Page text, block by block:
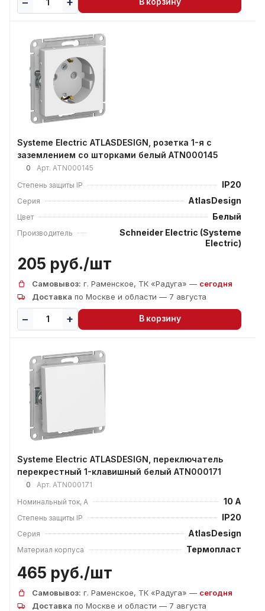
Systeme Electric ATLASDESIGN, розетка 1-я с
заземлением со шторками белый ATN000145
0 Арт. ATN000145
Степень защиты IP
IP20
Серия AtlasDesign
Цвет Белый
Производитель
Schneider Electric (Systeme
Electric)
205 руб./шт
Самовывоз: г. Раменское, ТК «Радуга» — сегодня
Доставка по Москве и области — 7 августа
В корзину
Systeme Electric ATLASDESIGN, переключатель
перекрестный 1-клавишный белый ATN000171
0 Арт. ATN000171
Номинальный ток, А
10 А
Степень защиты IP IP20
Серия AtlasDesign
Материал корпуса Термопласт
465 руб./шт
Самовывоз: г. Раменское, ТК «Радуга» — сегодня
Доставка по Москве и области — 7 августа